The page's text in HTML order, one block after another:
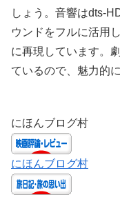
しょう。音響はdts-
ウンドをフルに活用
に再現しています。
ているので、魅力的
にほんブログ村
にほんブログ村